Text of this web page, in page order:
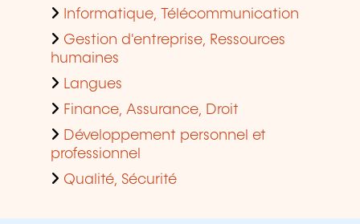
Informatique, Télécommunication
Gestion d'entreprise, Ressources
humaines
Langues
Finance, Assurance, Droit
Développement personnel et
professionnel
Qualité, Sécurité